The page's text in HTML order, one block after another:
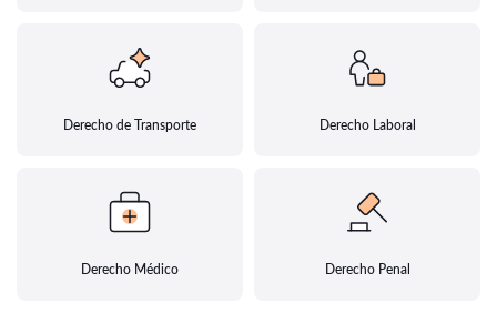
Derecho de Transporte Derecho Laboral
Derecho Médico Derecho Penal